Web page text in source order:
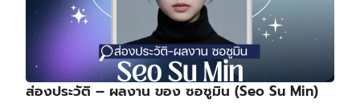
ส่องประวัติ – ผลงาน ของ ซอซูมิน (Seo Su Min)